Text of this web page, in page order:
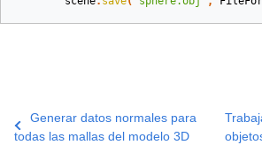
Generar datos normales para
todas las mallas del modelo 3D